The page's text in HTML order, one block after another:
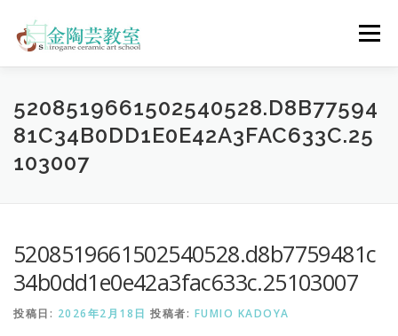
メニュー
陶芸体験コース ウェディングコース 会員コース
教室について
5208519661502540528.D8B77594
81C34B0DD1E0E42A3FAC633C.25
103007
5208519661502540528.d8b7759481c
34b0dd1e0e42a3fac633c.25103007
投稿日: 2026年2月18日 投稿者: FUMIO KADOYA